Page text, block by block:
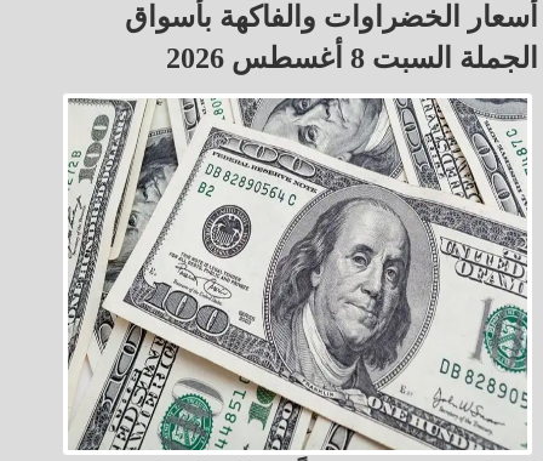
أسعار الخضراوات والفاكهة بأسواق
الجملة السبت 8 أغسطس 2026